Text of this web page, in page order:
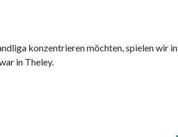
konzentrieren möchten, spielen wir in
in Theley.